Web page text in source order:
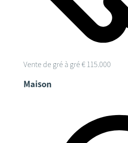
Vente de gré à gré € 115.000
Maison